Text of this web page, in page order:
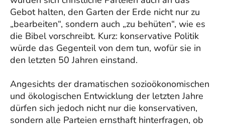
Gebot halten, den Garten der Erde nicht nur zu
„bearbeiten“, sondern auch „zu behüten“, wie es
die Bibel vorschreibt. Kurz: konservative Politik
würde das Gegenteil von dem tun, wofür sie in
den letzten 50 Jahren einstand.
Angesichts der dramatischen sozioökonomischen
und ökologischen Entwicklung der letzten Jahre
dürfen sich jedoch nicht nur die konservativen,
sondern alle Parteien ernsthaft hinterfragen, ob